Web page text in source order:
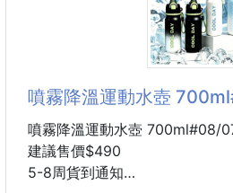
包包必放，上班上學必備
✔️來自澳洲茶樹精油、純水與酒
💎 清潔全身並保護肌膚，避免
💎 用餐前後、戶外運動、休閒
搭乘大眾交通工具時、進出醫院
專業的次氯酸抗菌噴霧
👉👉醫院專用的清潔液❤️
嬰兒可以，孕婦可以，寵物可以
噴霧降溫運動水壺
噴霧降溫運動水壺 700ml#08/
建議售價$490
5-8周貨到通知